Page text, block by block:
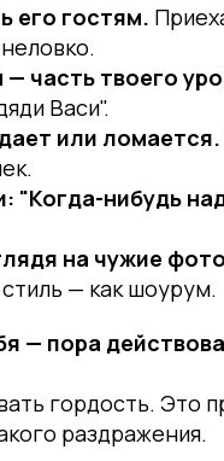
его гостям.
часть твоего
Васи".
или ломается.
"Когда-нибудь
на чужие
— как шоурум.
— пора
гордость. Это
раздражения.